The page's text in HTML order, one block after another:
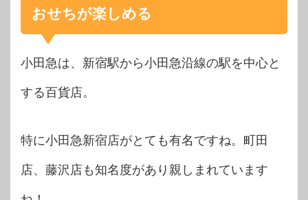
おせちが楽しめる
小田急は、新宿駅から小田急沿線の駅を中心と
する百貨店。
特に小田急新宿店がとても有名ですね。町田
店、藤沢店も知名度があり親しまれています